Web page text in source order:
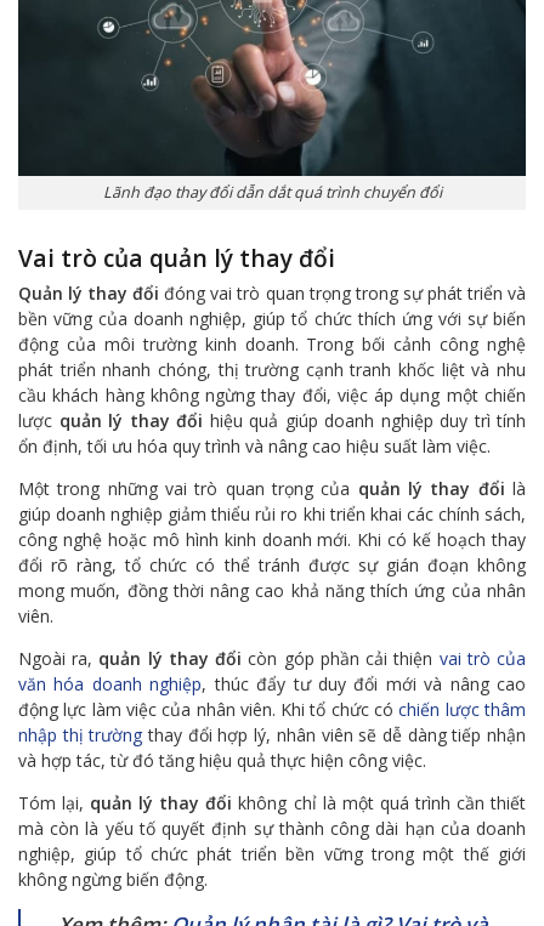
Lãnh đạo thay đổi dẫn dắt quá trình chuyển đổi
Vai trò của quản lý thay đổi
Quản lý thay đổi đóng vai trò quan trọng trong sự phát triển và
bền vững của doanh nghiệp, giúp tổ chức thích ứng với sự biến
động của môi trường kinh doanh. Trong bối cảnh công nghệ
phát triển nhanh chóng, thị trường cạnh tranh khốc liệt và nhu
cầu khách hàng không ngừng thay đổi, việc áp dụng một chiến
lược quản lý thay đổi hiệu quả giúp doanh nghiệp duy trì tính
ổn định, tối ưu hóa quy trình và nâng cao hiệu suất làm việc.
Một trong những vai trò quan trọng của quản lý thay đổi là
giúp doanh nghiệp giảm thiểu rủi ro khi triển khai các chính sách,
công nghệ hoặc mô hình kinh doanh mới. Khi có kế hoạch thay
đổi rõ ràng, tổ chức có thể tránh được sự gián đoạn không
mong muốn, đồng thời nâng cao khả năng thích ứng của nhân
viên.
Ngoài ra, quản lý thay đổi còn góp phần cải thiện vai trò của
văn hóa doanh nghiệp, thúc đẩy tư duy đổi mới và nâng cao
động lực làm việc của nhân viên. Khi tổ chức cóchiến lược thâm
nhập thị trường thay đổi hợp lý, nhân viên sẽ dễ dàng tiếp nhận
và hợp tác, từ đó tăng hiệu quả thực hiện công việc.
Tóm lại, quản lý thay đổi không chỉ là một quá trình cần thiết
mà còn là yếu tố quyết định sự thành công dài hạn của doanh
nghiệp, giúp tổ chức phát triển bền vững trong một thế giới
không ngừng biến động.